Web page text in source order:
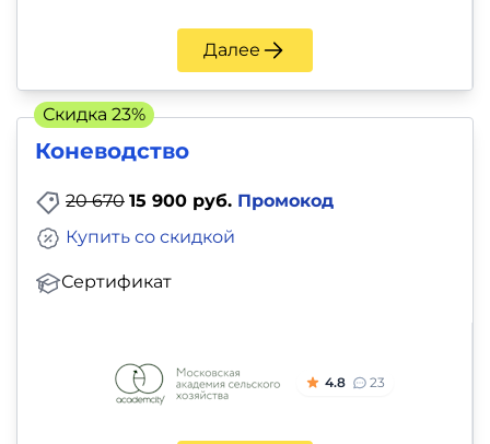
Далее
Коневодство
20 670 15 900 руб. Промокод
Сертификат
Купить со скидкой
4.8 23
Скидка 23%